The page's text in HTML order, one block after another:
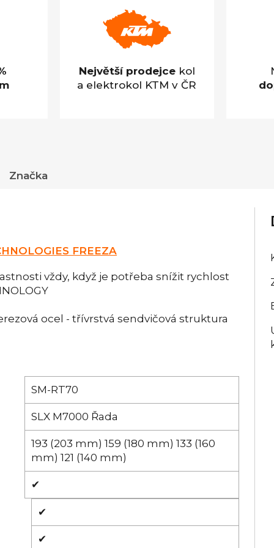
Největší prodejcekol
a elektrokol KTM v ČR
Značka
FREEZA
vždy, když je potřeba snížit rychlost
ocel - třívrstvá sendvičová struktura
SM-RT70
SLX M7000 Řada
193 (203 mm) 159 (180 mm) 133 (160
mm) 121 (140 mm)
✔
✔
✔